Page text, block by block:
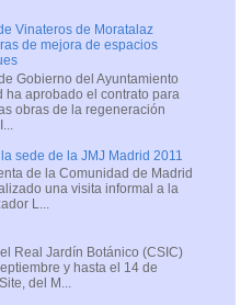
Vinateros de Moratalaz
de mejora de espacios
Gobierno del Ayuntamiento
ha aprobado el contrato para
obras de la regeneración
sede de la JMJ Madrid 2011
de la Comunidad de Madrid
una visita informal a la
L...
Real Jardín Botánico (CSIC)
y hasta el 14 de
del M...